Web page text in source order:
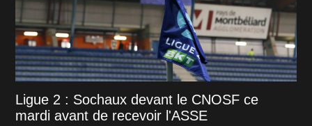
Ligue 2 : Sochaux devant le CNOSF ce
mardi avant de recevoir l'ASSE